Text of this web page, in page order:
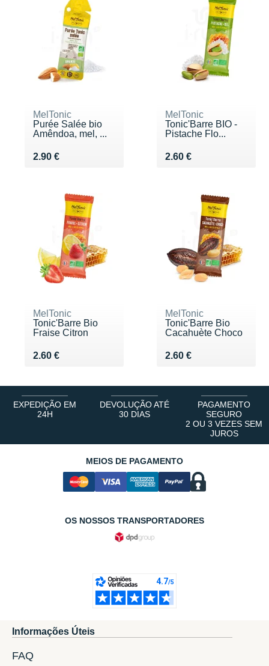
MelTonic
Purée Salée bio
Amêndoa, mel, ...
2.90 €
Vendu 2.90 €
MelTonic
Tonic'Barre BIO -
Pistache Flo...
2.60 €
Vendu 2.60 €
MelTonic
Tonic'Barre Bio
Fraise Citron
2.60 €
Vendu 2.60 €
MelTonic
Tonic'Barre Bio
Cacahuète Choco
2.60 €
Vendu 2.60 €
EXPEDIÇÃO EM
24H
DEVOLUÇÃO ATÉ
30 DIAS
PAGAMENTO
SEGURO
2 OU 3 VEZES SEM
JUROS
MEIOS DE PAGAMENTO
OS NOSSOS TRANSPORTADORES
Informações Úteis
FAQ